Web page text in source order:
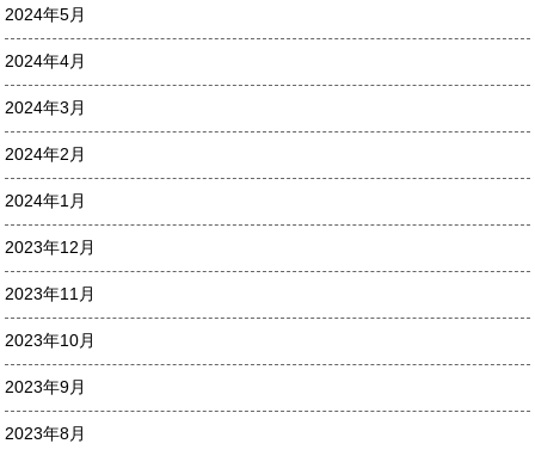
2024年5月
2024年4月
2024年3月
2024年2月
2024年1月
2023年12月
2023年11月
2023年10月
2023年9月
2023年8月